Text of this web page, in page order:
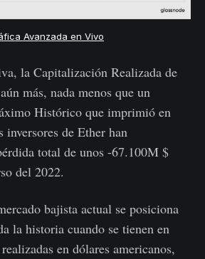
Avanzada en Vivo
la Capitalización Realizada de
más, nada menos que un
Histórico que imprimió en
de Ether han
total de unos -67.100M $
del 2022.
bajista actual se posiciona
la historia cuando se tienen en
en dólares americanos,